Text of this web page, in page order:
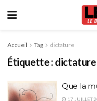
Accueil Tag dictature
Étiquette : dictature
Que la
17 JUILLET